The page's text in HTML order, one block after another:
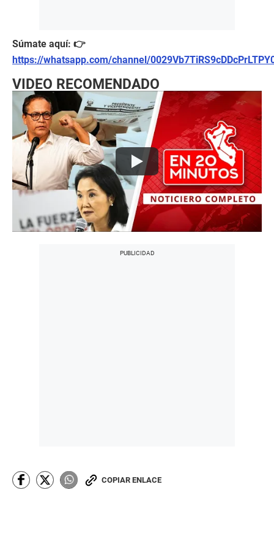
Súmate aquí: 👉
https://whatsapp.com/channel/
VIDEO RECOMENDADO
COPIAR ENLACE